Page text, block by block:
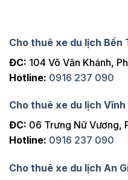
Cho thuê xe du lịch Bến
ĐC: 104 Võ Văn Khánh,
Hotline: 0916 237 090
Cho thuê xe du lịch Vĩnh
ĐC: 06 Trưng Nữ Vương,
Hotline: 0916 237 090
Cho thuê xe du lịch An